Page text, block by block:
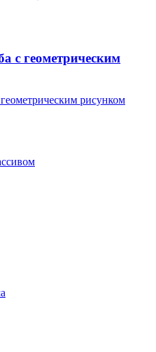
с геометрическим